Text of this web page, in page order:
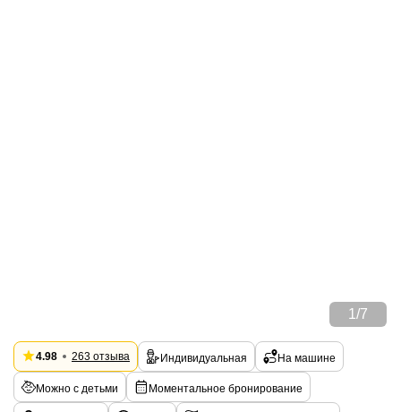
1 /7
4.98 263 отзыва Индивидуальная На машине
Можно с детьми Моментальное бронирование